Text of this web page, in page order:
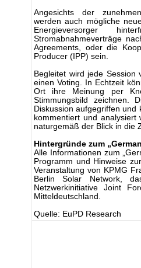
Angesichts der
werden auch mögliche
Energieversorger
Stromabnahmeverträge
Agreements, oder die
Producer (IPP) sein.
Begleitet wird jede Session
einen Voting. In Echtzeit
Ort ihre Meinung per
Stimmungsbild zeichnen.
Diskussion aufgegriffen
kommentiert und analysiert
naturgemäß der Blick in die
Hintergründe zum
Alle Informationen zum
Programm und Hinweise
Veranstaltung von KPMG
Berlin Solar Network,
Netzwerkinitiative Joint
Mitteldeutschland.
Quelle: EuPD Research